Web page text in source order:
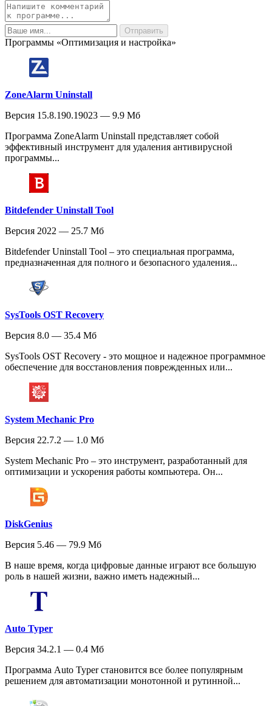
Программы «Оптимизация и настройка»
ZoneAlarm Uninstall
Версия 15.8.190.19023 — 9.9 Мб
Программа ZoneAlarm Uninstall представляет собой
эффективный инструмент для удаления антивирусной
программы...
Bitdefender Uninstall Tool
Версия 2022 — 25.7 Мб
Bitdefender Uninstall Tool – это специальная программа,
предназначенная для полного и безопасного удаления...
SysTools OST Recovery
Версия 8.0 — 35.4 Мб
SysTools OST Recovery - это мощное и надежное программное
обеспечение для восстановления поврежденных или...
System Mechanic Pro
Версия 22.7.2 — 1.0 Мб
System Mechanic Pro – это инструмент, разработанный для
оптимизации и ускорения работы компьютера. Он...
DiskGenius
Версия 5.46 — 79.9 Мб
В наше время, когда цифровые данные играют все большую
роль в нашей жизни, важно иметь надежный...
Auto Typer
Версия 34.2.1 — 0.4 Мб
Программа Auto Typer становится все более популярным
решением для автоматизации монотонной и рутинной...